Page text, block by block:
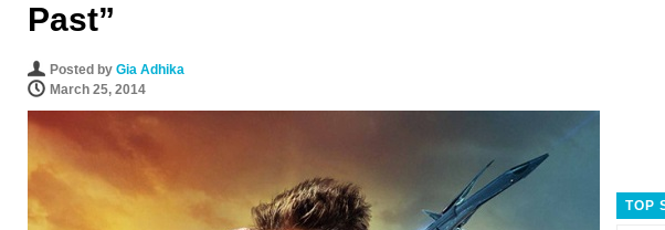
Past”
Posted by Gia Adhika
March 25, 2014
TOP